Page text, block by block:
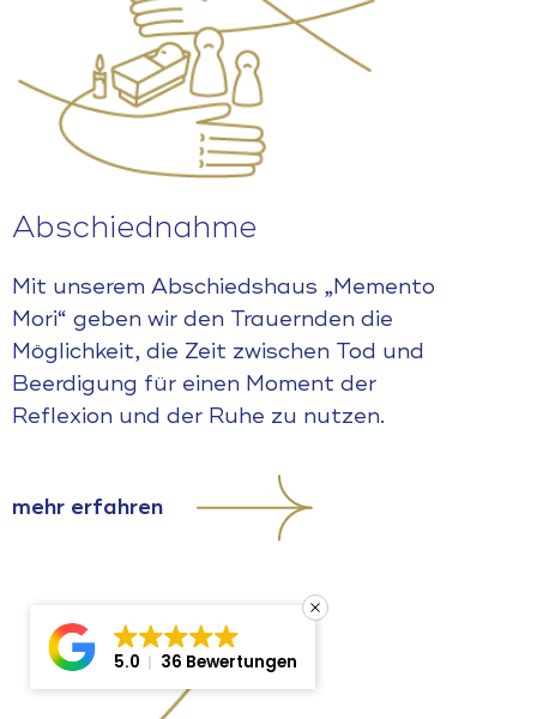
Abschiednahme
Mit unserem Abschiedshaus „Memento
Mori“ geben wir den Trauernden die
Möglichkeit, die Zeit zwischen Tod und
Beerdigung für einen Moment der
Reflexion und der Ruhe zu nutzen.
mehr erfahren
5.0 36 Bewertungen